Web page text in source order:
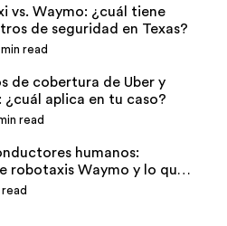
vs. Waymo: ¿cuál tiene
de seguridad en Texas?
read
de cobertura de Uber y
¿cuál aplica en tu caso?
read
humanos:
robotaxis Waymo y lo que
deben saber
read